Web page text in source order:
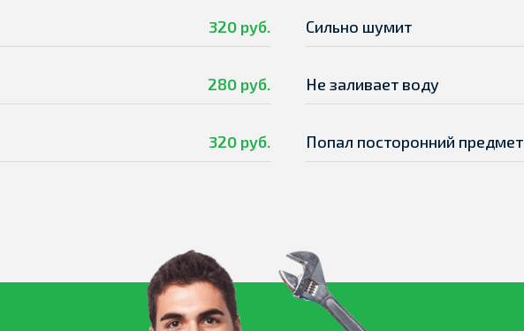
320 руб.
280 руб.
320 руб.
Сильно шумит
Не заливает воду
Попал посторонний предмет